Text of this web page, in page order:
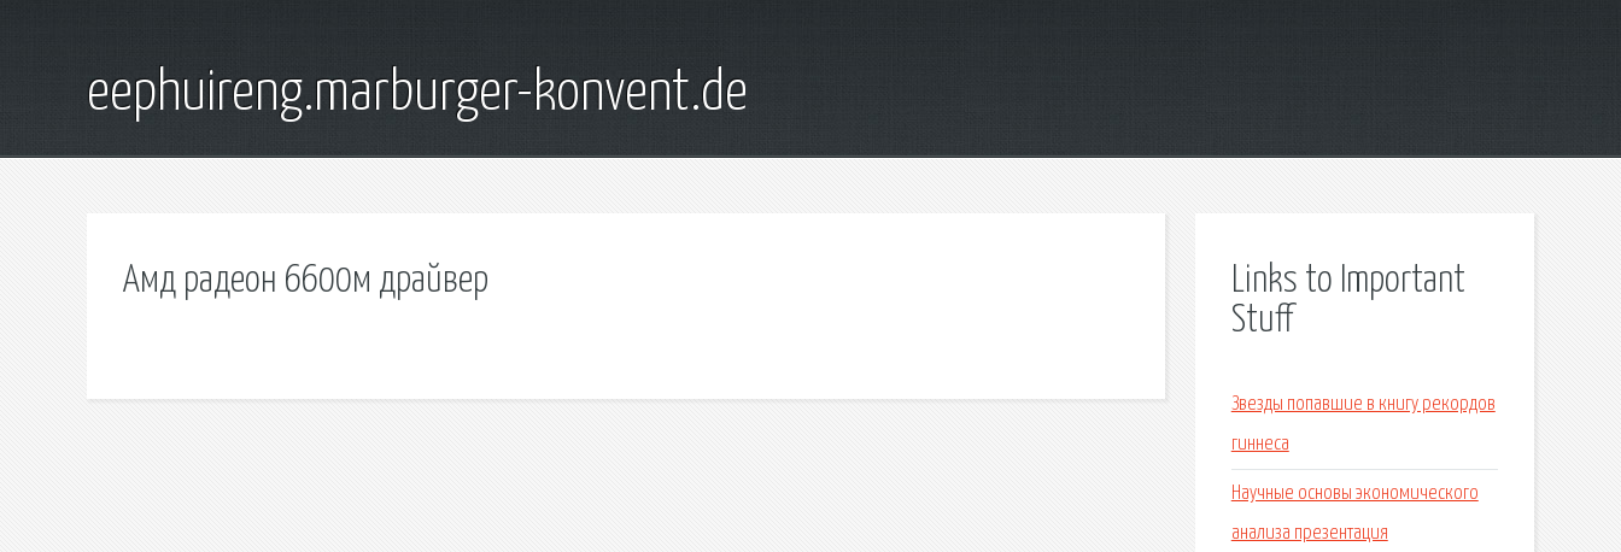
eephuireng.marburger-konvent.de
Амд радеон 6600м драйвер
Links to Important
Stuff
Звезды попавшие в книгу рекордов
гиннеса
Научные основы экономического
анализа презентация